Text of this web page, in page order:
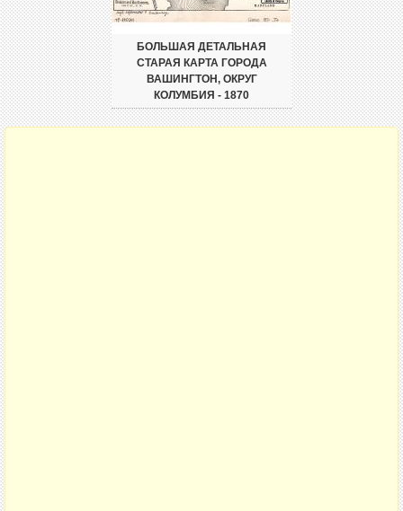
БОЛЬШАЯ ДЕТАЛЬНАЯ
СТАРАЯ КАРТА ГОРОДА
ВАШИНГТОН, ОКРУГ
КОЛУМБИЯ - 1870